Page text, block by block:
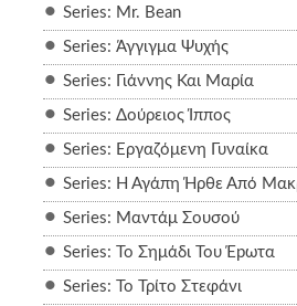
Series: Mr. Bean
Series: Άγγιγμα Ψυχής
Series: Γιάννης Και Μαρία
Series: Δούρειος Ίππος
Series: Εργαζόμενη Γυναίκα
Series: Η Αγάπη Ήρθε Από
Series: Μαντάμ Σουσού
Series: Το Σημάδι Του Έpωτα
Series: Το Τρίτο Στεφάνι